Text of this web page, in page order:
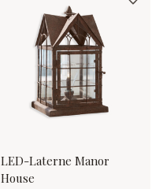
LED-Laterne Manor
House